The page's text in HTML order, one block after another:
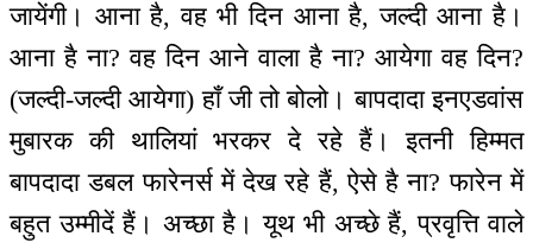
जायेंगी। आना है, वह भी दिन आना है, जल्दी आना है।
आना है ना? वह दिन आने वाला है ना? आयेगा वह दिन?
(जल्दी-जल्दी आयेगा) हाँ जी तो बोलो। बापदादा इनएडवांस
मुबारक की थालियां भरकर दे रहे हैं। इतनी हिम्मत
बापदादा डबल फारेनर्स में देख रहे हैं, ऐसे है ना? फारेन में
बहुत उम्मीदें हैं। अच्छा है। यूथ भी अच्छे हैं, प्रवृत्ति वाले